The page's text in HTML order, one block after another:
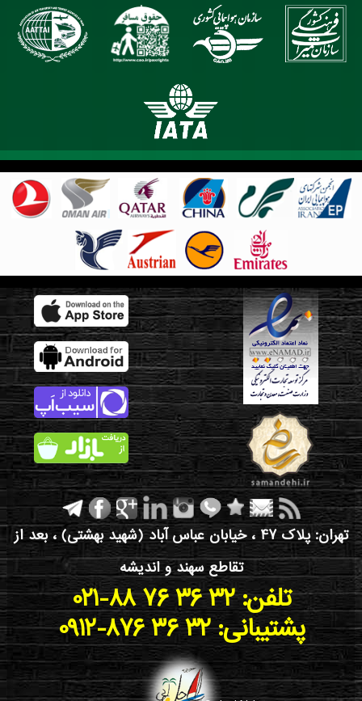
تهران: پلاک 47 ، خیابان عباس آباد (شهید بهشتی) ، بعد از
تقاطع سهند و اندیشه
021-88 76 36 32 :تلفن
0912-876 36 32 :پشتیبانی